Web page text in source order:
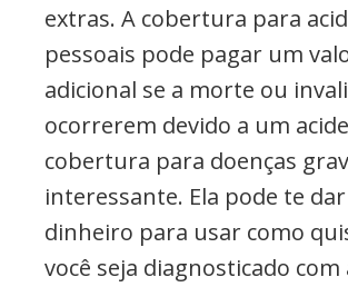
extras. A cobertura para
pessoais pode pagar um
adicional se a morte ou
ocorrerem devido a um
cobertura para doenças
interessante. Ela pode te
dinheiro para usar como
você seja diagnosticado